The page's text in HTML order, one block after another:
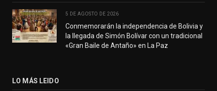
5 DE AGOSTO DE 2026
Conmemorarán la independencia de Bolivia y
la llegada de Simón Bolívar con un tradicional
«Gran Baile de Antaño» en La Paz
LO MÁS LEIDO